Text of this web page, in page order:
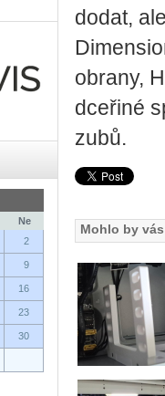
Ne
2
9
16
23
30
dodat,
obrany,
dceřiné
zubů.
Mohlo by